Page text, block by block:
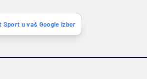
Sport u vaš Google izbor